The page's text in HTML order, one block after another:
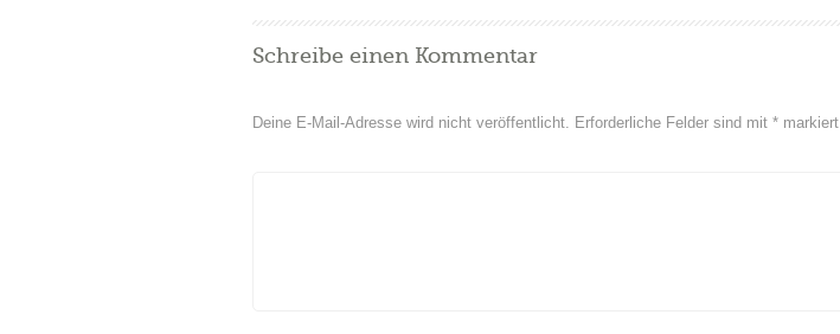
Schreibe einen Kommentar
Deine E-Mail-Adresse wird nicht veröffentlicht. Erforderliche Felder sind mit * markiert